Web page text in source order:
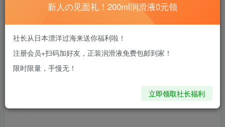
📢 社长提示：新用户注册并加好友，免费领
200ml润滑液哦～
通道不长，大部分人应该都能插到底，刚进入瓶口
的时候不会那么紧，头头轻轻的被包裹住，很轻
新人の见面礼！200ml润滑液0元领
社长从日本漂洋过海来送你福利啦！
注册会员+扫码加好友，正装润滑液免费包邮到家！
限时限量，手慢无！
立即领取社长福利